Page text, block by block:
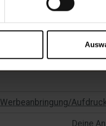
Werbeanbringung/
Deine